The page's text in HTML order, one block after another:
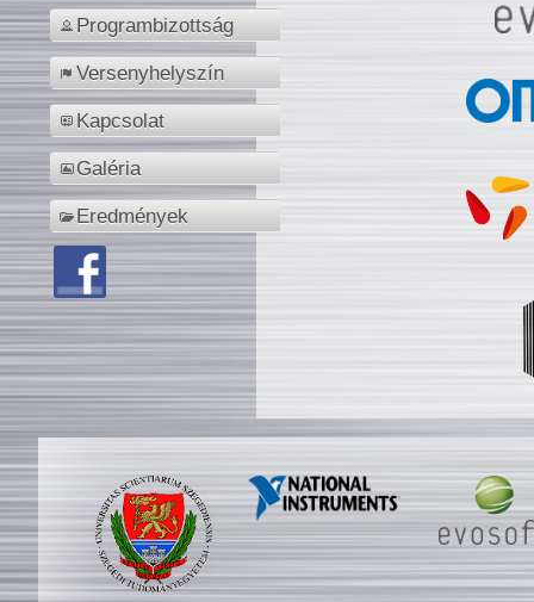
Programbizottság
Versenyhelyszín
Kapcsolat
Galéria
Eredmények